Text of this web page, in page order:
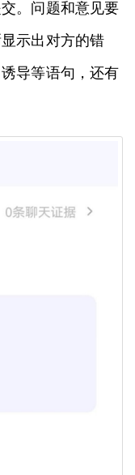
。问题和意见要
示出对方的错
导等语句，还有